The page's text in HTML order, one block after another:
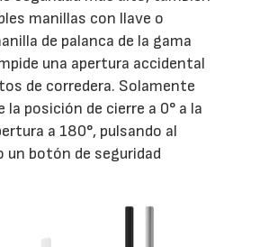
manillas con llave o
de palanca de la gama
una apertura accidental
de corredera. Solamente
la posición de cierre a 0° a la
a 180°, pulsando al
un botón de seguridad